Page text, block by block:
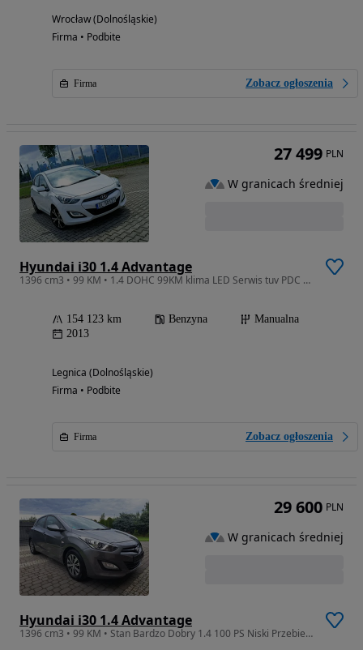
Wrocław (Dolnośląskie)
Firma • Podbite
Firma Zobacz ogłoszenia
Hyundai i30 1.4 Advantage
1396 cm3 • 99 KM • 1.4 DOHC 99KM klima LED Serwis tuv PDC zimówki rej.PL
154 123 km Benzyna
Manualna
2013
Legnica (Dolnośląskie)
Firma • Podbite
Firma Zobacz ogłoszenia
27 499 PLN
W granicach średniej
Hyundai i30 1.4 Advantage
1396 cm3 • 99 KM • Stan Bardzo Dobry 1.4 100 PS Niski Przebieg, Serwis ASO, Zadbany
29 600 PLN
W granicach średniej